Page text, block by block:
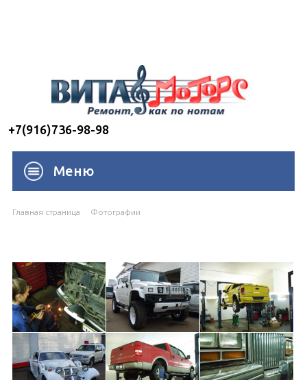
+7(916)736-98-98
Меню
Главная страница Фотографии